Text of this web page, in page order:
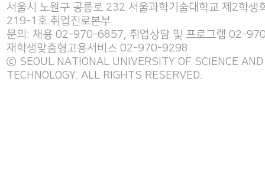
서울시 노원구 공릉로 232 서울과학기술대학교 제2학생
219-1호 취업진로본부
문의: 채용 02-970-6857, 취업상담 및 프로그램 02-
재학생맞춤형고용서비스 02-970-9298
ⓒ SEOUL NATIONAL UNIVERSITY OF SCIENCE AND
TECHNOLOGY. ALL RIGHTS RESERVED.